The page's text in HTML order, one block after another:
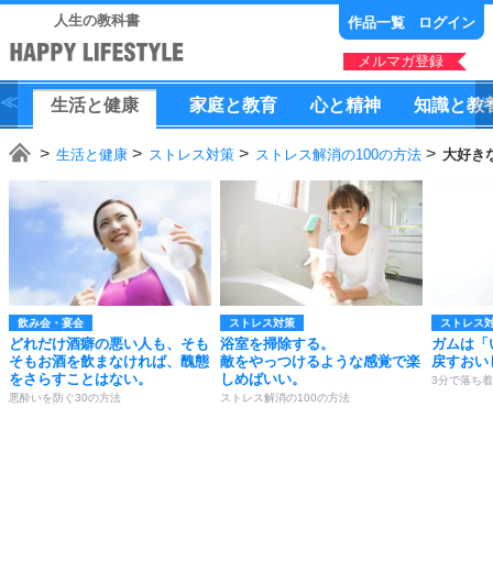
人生の教科書 作品一覧 ログイン
メルマガ登録
生活と健康 家庭と教育 心と精神 知識と教
生活と健康 ストレス対策 ストレス解消の100の方法 大好き
飲み会・宴会
どれだけ酒癖の悪い人も、そも
そもお酒を飲まなければ、醜態
をさらすことはない。
悪酔いを防ぐ30の方法
ストレス対策
浴室を掃除する。
敵をやっつけるような感覚で楽
しめばいい。
ストレス解消の100の方法
ストレス
ガムは
戻すおい
3分で落ち